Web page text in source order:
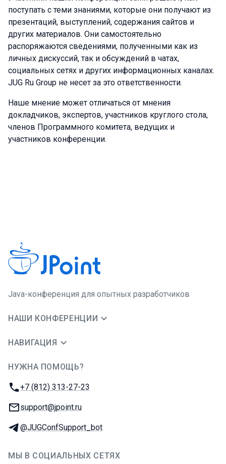
поступать с теми знаниями, которые они получают из
презентаций, выступлений, содержания сайтов и
других материалов. Они самостоятельно
распоряжаются сведениями, полученными как из
личных дискуссий, так и обсуждений в чатах,
социальных сетях и других информационных каналах.
JUG Ru Group не несет за это ответственности.
Наше мнение может отличаться от мнения
докладчиков, экспертов, участников круглого стола,
членов Программного комитета, ведущих и
участников конференции.
Java-конференция для опытных разработчиков
НАШИ КОНФЕРЕНЦИИ
НАВИГАЦИЯ
НУЖНА ПОМОЩЬ?
Телефон:
+7 (812) 313-27-23
E-mail:
support@jpoint.ru
Телеграм:
@JUGConfSupport_bot
МЫ В СОЦИАЛЬНЫХ СЕТЯХ